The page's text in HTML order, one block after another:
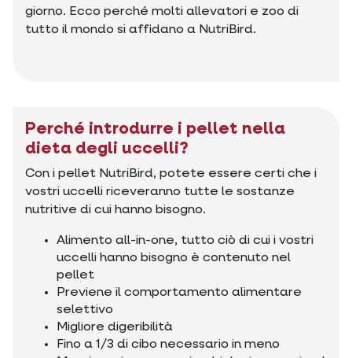
giorno. Ecco perché molti allevatori e zoo di
tutto il mondo si affidano a NutriBird.
Perché introdurre i pellet nella
dieta degli uccelli?
Con i pellet NutriBird, potete essere certi che i
vostri uccelli riceveranno tutte le sostanze
nutritive di cui hanno bisogno.
Alimento all-in-one, tutto ciò di cui i vostri
uccelli hanno bisogno è contenuto nel
pellet
Previene il comportamento alimentare
selettivo
Migliore digeribilità
Fino a 1/3 di cibo necessario in meno